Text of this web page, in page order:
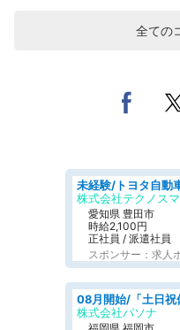
全ての
株式会社テクノス
愛知県 豊田市
時給2,100円
正社員 / 派遣社員
スポンサー：求人
株式会社パソナ